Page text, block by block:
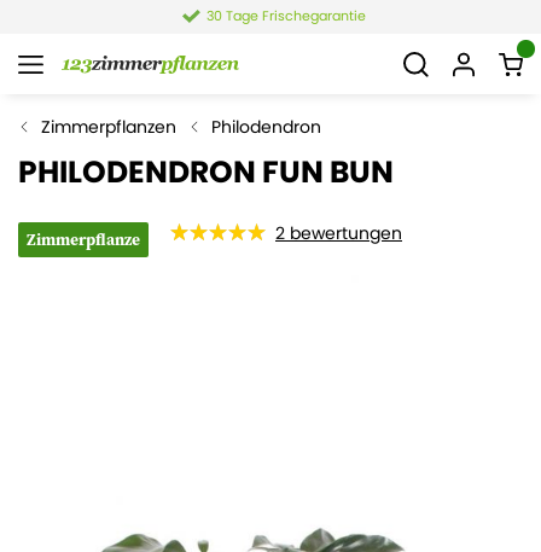
30 Tage Frischegarantie
Zimmerpflanzen Philodendron
PHILODENDRON FUN BUN
Zimmerpflanze 2 bewertungen